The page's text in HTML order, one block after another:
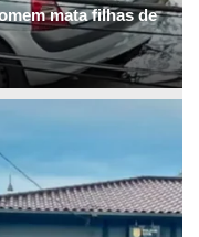
mata filhas de